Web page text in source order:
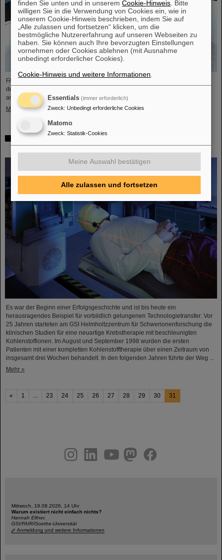
FAIR und GSI trauern um einen herausragenden Wissenschaftler und einen
der Wegbereiter für das FAIR-Projekt. Der indische Physiker Bikash Sinha ist
am 11. August im Alter von 78 Jahren von uns gegangen.
Mehr »
25 Jahre Tumortherapie: Präzise Waffen im Kampf gegen
den Krebs
Es war der Beginn einer Erfolgsgeschichte und ist bis heute ein
herausragendes Beispiel für vorbildlich gelungenen Technologietransfer: Vor
25 Jahren starteten am GSI Helmholtzzentrum für Schwerionenforschung die
klinischen Studien für eine neuartige Krebstherapie mit beschleunigten
Kohlenstoffionen. Im August und September 1998 wurden die ersten
Patienten mit einer kompletten Kohlenstofftherapie über einen Zeitraum von
insgesamt drei Wochen behandelt. In den folgenden Jahren führte der Weg ...
Mehr »
« 1 ... 23 24 25 26 27 28 29 30 31
youtubehelmholtz.socialfacebook
Mittwoch, 19.08.2026, 14 Uhr
Warum existiert nicht einfach nichts?
Hannah Elfner,
GSI/FAIR/Goethe-Universität
Anmeldung und weitere Informationen
finden Sie unten und in unseremCookie-Hinweis . Bitte
willigen Sie in die Verwendung von Cookies ein, wie in
unserem Cookie-Hinweis beschrieben, indem Sie auf
„Alle zulassen und fortsetzen“ klicken, um die
bestmögliche Nutzererfahrung auf unseren Webseiten zu
haben. Sie können auch Ihre bevorzugten Einstellungen
vornehmen oder Cookies ablehnen (mit Ausnahme
unbedingt erforderlicher Cookies).
Cookie-Hinweis und weitere Informationen
Essentials (immer erforderlich)
Zweck: Unbedingt erforderliche Cookies
Matomo
Zweck: Statistik-Cookies
Meine Auswahl bestätigen
Alle zulassen und fortsetzen